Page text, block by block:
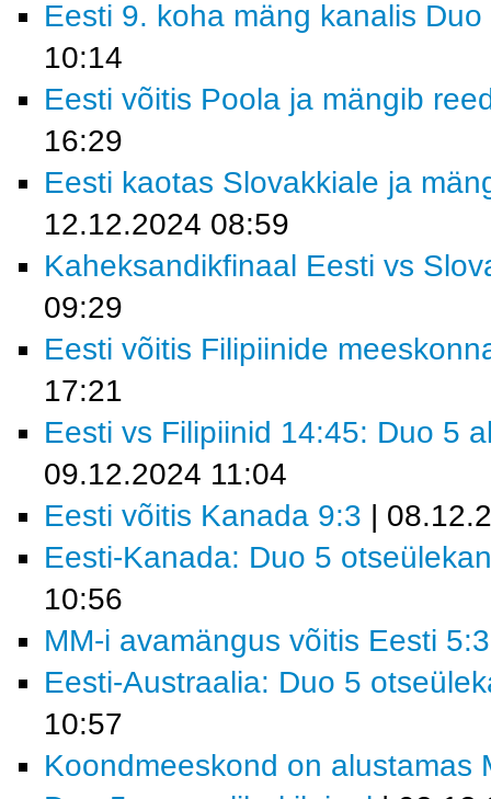
Eesti 9. koha mäng kanalis
10:14
Eesti võitis Poola ja mängib
16:29
Eesti kaotas Slovakkiale ja
12.12.2024 08:59
Kaheksandikfinaal Eesti vs
09:29
Eesti võitis Filipiinide
17:21
Eesti vs Filipiinid 14:45: Duo 5
09.12.2024 11:04
Eesti võitis Kanada 9:3 |
Eesti-Kanada: Duo 5
10:56
MM-i avamängus võitis Eesti
Eesti-Austraalia: Duo 5
10:57
Koondmeeskond on alustamas